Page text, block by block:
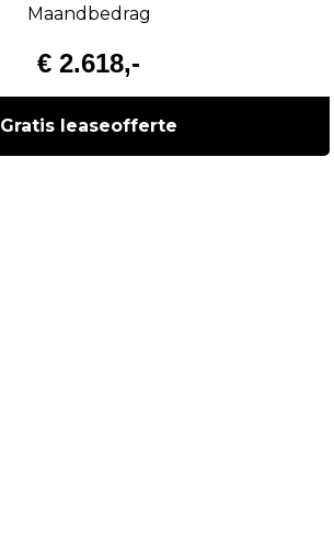
Maandbedrag
€ 2.618,-
Gratis leaseofferte